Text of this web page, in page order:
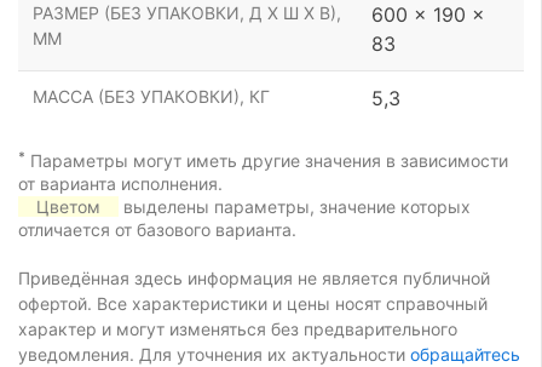
РАЗМЕР (БЕЗ УПАКОВКИ, Д Х Ш Х В),
ММ
600 x 190 x
83
МАССА (БЕЗ УПАКОВКИ), КГ 5,3
* Параметры могут иметь другие значения в зависимости
от варианта исполнения.
Цветом
выделены параметры, значение которых
отличается от базового варианта.
Приведённая здесь информация не является публичной
офертой. Все характеристики и цены носят справочный
характер и могут изменяться без предварительного
уведомления. Для уточнения их актуальности обращайтесь